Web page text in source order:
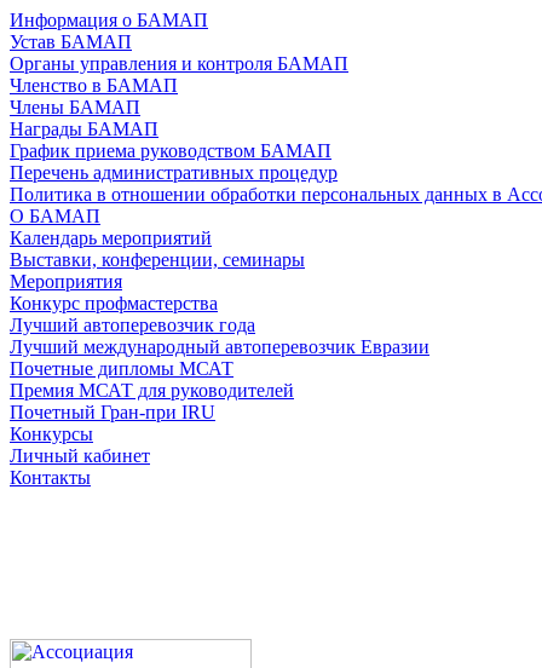
Информация о БАМАП
Устав БАМАП
Органы управления и контроля БАМАП
Членство в БАМАП
Члены БАМАП
Награды БАМАП
График приема руководством БАМАП
Перечень административных процедур
Политика в отношении обработки персональных данных в
О БАМАП
Календарь мероприятий
Выставки, конференции, семинары
Мероприятия
Конкурс профмастерства
Лучший автоперевозчик года
Лучший международный автоперевозчик Евразии
Почетные дипломы МСАТ
Премия МСАТ для руководителей
Почетный Гран-при IRU
Конкурсы
Личный кабинет
Контакты